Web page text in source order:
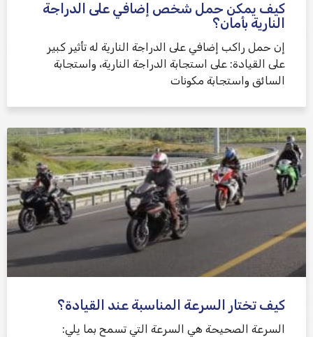
كيف يمكن حمل شخص إضافي على الدراجة
النارية بأمان؟
إن حمل راكب إضافي على الدراجة النارية له تأثير كبير
على القيادة: على استجابة الدراجة النارية، واستجابة
السائق واستجابة مكونات
كيف تختار السرعة المناسبة عند القيادة؟
السرعة الصحيحة هي السرعة التي تسمح بما يلي: